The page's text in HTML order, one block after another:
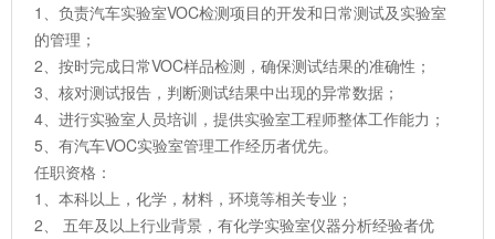
1、负责汽车实验室VOC检测项目的开发和日常测试及实验室
的管理；
2、按时完成日常VOC样品检测，确保测试结果的准确性；
3、核对测试报告，判断测试结果中出现的异常数据；
4、进行实验室人员培训，提供实验室工程师整体工作能力；
5、有汽车VOC实验室管理工作经历者优先。
任职资格：
1、本科以上，化学，材料，环境等相关专业；
2、 五年及以上行业背景，有化学实验室仪器分析经验者优